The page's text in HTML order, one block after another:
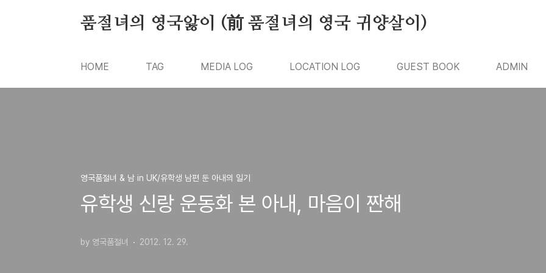
품절녀의 영국앓이 (前 품절녀의 영국 귀양살이)
HOME TAG MEDIA LOG LOCATION LOG GUEST BOOK ADMIN
영국품절녀 & 남 in UK/유학생 남편 둔 아내의 일기
유학생 신랑 운동화 본 아내, 마음이 짠해
by 영국품절녀 2012. 12. 29.